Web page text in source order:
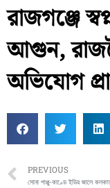
রাজগঞ্জে
আগুন,
অভিযোগ
Prev
PREVIOUS